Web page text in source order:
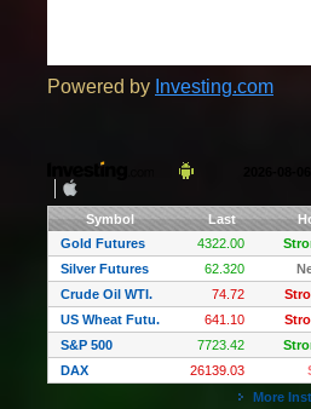
Powered by Investing.com